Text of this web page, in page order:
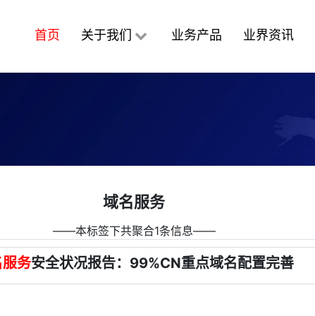
首页 关于我们 业务产品 业界资讯
域名服务
――本标签下共聚合1条信息――
务安全状况报告：99%CN重点域名配置完善